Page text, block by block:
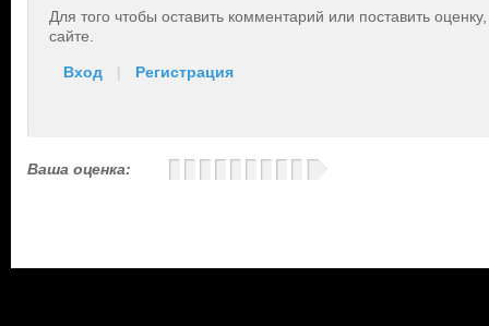
Для того чтобы оставить комментарий или поставить
сайте.
Вход | Регистрация
Ваша оценка: